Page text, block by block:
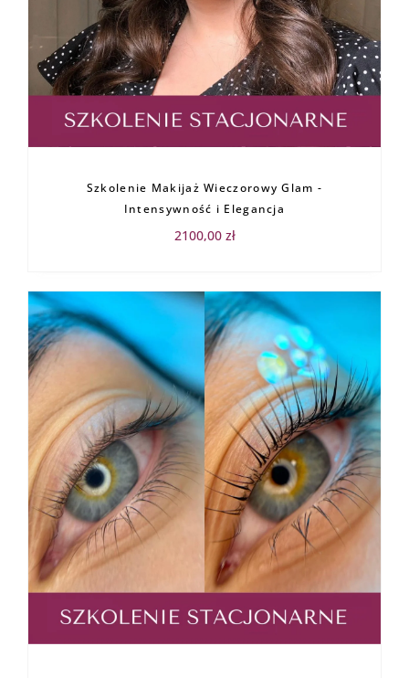
Szkolenie Makijaż Wieczorowy Glam -
Intensywność i Elegancja
2100,00 zł